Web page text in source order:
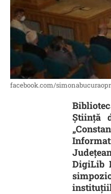
facebook.com/
Știință
DigiLib